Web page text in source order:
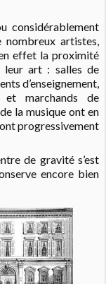
considérablement
artistes,
effet la proximité
leur art : salles de
d’enseignement,
et marchands de
la musique ont en
progressivement
de gravité s’est
encore bien